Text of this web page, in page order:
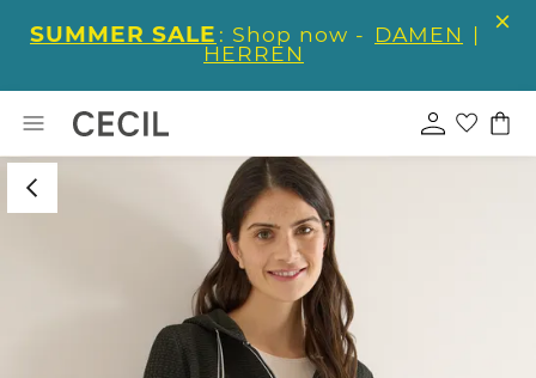
SUMMER SALE : Shop now - DAMEN |
HERREN